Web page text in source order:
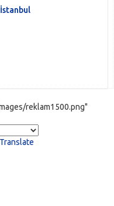
reklam1500.png"
Translate